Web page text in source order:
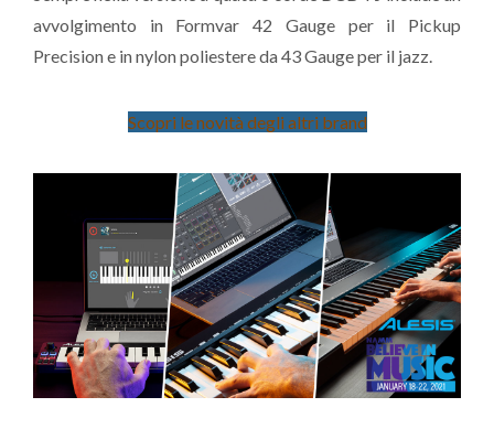
avvolgimento in Formvar 42 Gauge per il Pickup
Precision e in nylon poliestere da 43 Gauge per il jazz.
Scopri le novità degli altri brand